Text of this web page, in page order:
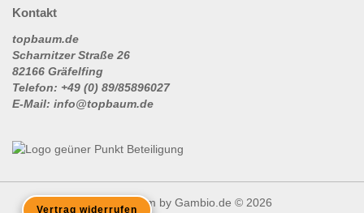
Kontakt
topbaum.de
Scharnitzer Straße 26
82166 Gräfelfing
Telefon: +49 (0) 89/85896027
E-Mail: info@topbaum.de
Vertrag widerrufen
Shopsystem by Gambio.de © 2026